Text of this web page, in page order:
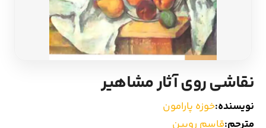
داستان کوتاه
نقاشی روی آثار مشاهیر
نویسنده:خوزه پارامون
مترجم:قاسم روبین